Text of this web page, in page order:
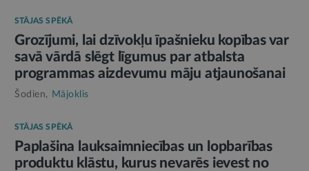
STĀJAS SPĒKĀ
Grozījumi, lai dzīvokļu īpašnieku kopības var
savā vārdā slēgt līgumus par atbalsta
programmas aizdevumu māju atjaunošanai
Šodien, Mājoklis
STĀJAS SPĒKĀ
Paplašina lauksaimniecības un lopbarības
produktu klāstu, kurus nevarēs ievest no